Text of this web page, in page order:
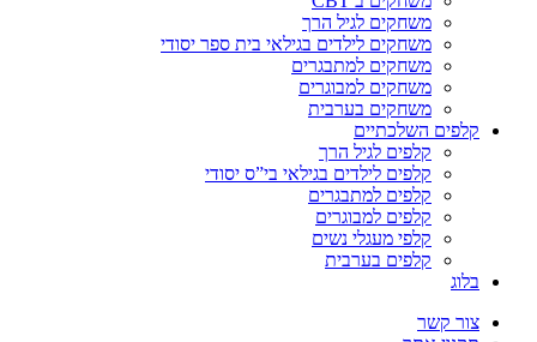
משחקים לגיל הרך
משחקים לילדים בגילאי בית ספר יסודי
משחקים למתבגרים
משחקים למבוגרים
משחקים בערבית
קלפים השלכתיים
קלפים לגיל הרך
קלפים לילדים בגילאי בי”ס יסודי
קלפים למתבגרים
קלפים למבוגרים
קלפי מעגלי נשים
קלפים בערבית
בלוג
צור קשר